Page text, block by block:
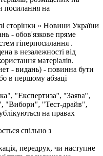
посилання на
сторінки « Новини України
- обов'язкове пряме
гіперпосилання .
в незалежності від
матеріалів.
- видань) - повинна бути
в першому абзаці
"Експертиза", "Заява",
"Вибори", "Тест-драйв",
на правах
спільно з
передрук, чи наступне